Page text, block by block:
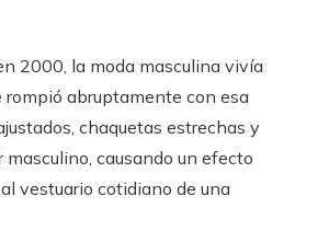
2000, la moda masculina vivía
abruptamente con esa
chaquetas estrechas y
masculino, causando un efecto
vestuario cotidiano de una